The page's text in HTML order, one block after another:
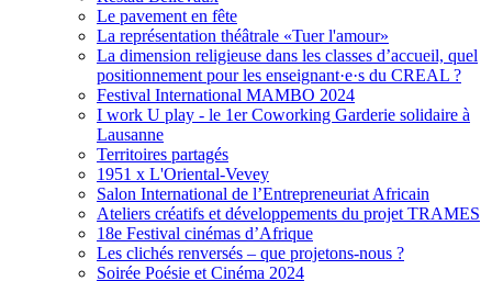
Le pavement en fête
La représentation théâtrale «Tuer l'amour»
La dimension religieuse dans les classes d’accueil, quel
positionnement pour les enseignant·e·s du CREAL ?
Festival International MAMBO 2024
I work U play - le 1er Coworking Garderie solidaire à
Lausanne
Territoires partagés
1951 x L'Oriental-Vevey
Salon International de l’Entrepreneuriat Africain
Ateliers créatifs et développements du projet TRAMES
18e Festival cinémas d’Afrique
Les clichés renversés – que projetons-nous ?
Soirée Poésie et Cinéma 2024